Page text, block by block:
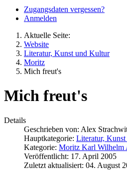
Zugangsdaten vergessen?
Anmelden
Aktuelle Seite:
Website
Literatur, Kunst und Kultur
Moritz
Mich freut's
Mich freut's
Details
Geschrieben von: Alex
Hauptkategorie: Literatur,
Kategorie: Moritz Karl Wilhelm
Veröffentlicht: 17. April 2005
Zuletzt aktualisiert: 04. August